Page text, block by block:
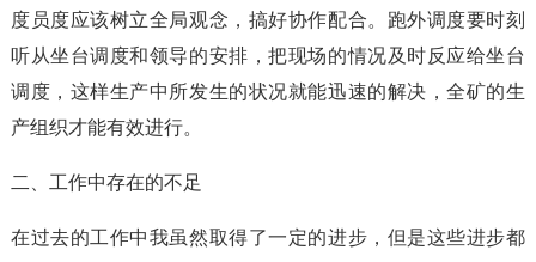
度员度应该树立全局观念，搞好协作配合。跑外调度要时刻
听从坐台调度和领导的安排，把现场的情况及时反应给坐台
调度，这样生产中所发生的状况就能迅速的解决，全矿的生
产组织才能有效进行。
二、工作中存在的不足
在过去的工作中我虽然取得了一定的进步，但是这些进步都